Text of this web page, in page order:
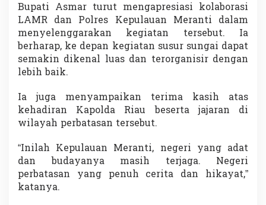
Bupati Asmar turut mengapresiasi kolaborasi
LAMR dan Polres Kepulauan Meranti dalam
menyelenggarakan kegiatan tersebut. Ia
berharap, ke depan kegiatan susur sungai dapat
semakin dikenal luas dan terorganisir dengan
lebih baik.
Ia juga menyampaikan terima kasih atas
kehadiran Kapolda Riau beserta jajaran di
wilayah perbatasan tersebut.
“Inilah Kepulauan Meranti, negeri yang adat
dan budayanya masih terjaga. Negeri
perbatasan yang penuh cerita dan hikayat,”
katanya.